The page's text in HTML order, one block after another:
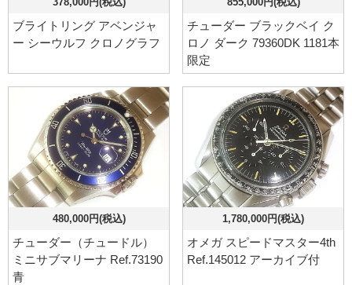
ブライトリング アベンジャ
ー シーウルフ クロノグラフ
チューダー ブラックベイ ク
ロノ ダーク 79360DK 1181本
限定
480,000円(税込)
チューダー（チュードル）
ミニサブマリーナ Ref.73190
青
1,780,000円(税込)
オメガ スピードマスター4th
Ref.145012 アーカイブ付